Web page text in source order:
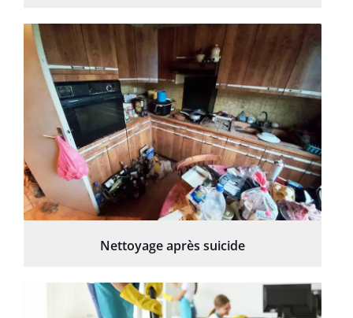
Nettoyage après suicide